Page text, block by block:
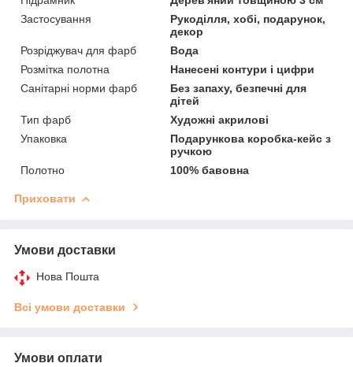
Застосування
Рукоділля, хобі, подарунок,
декор
Розріджувач для фарб
Вода
Розмітка полотна
Нанесені контури і цифри
Санітарні норми фарб
Без запаху, безпечні для
дітей
Тип фарб
Художні акрилові
Упаковка
Подарункова коробка-кейс з
ручкою
Полотно
100% бавовна
Приховати
Умови доставки
Нова Пошта
Всі умови доставки
Умови оплати